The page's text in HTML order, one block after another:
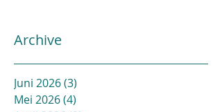
Archive
Juni 2026(3)
Mei 2026(4)